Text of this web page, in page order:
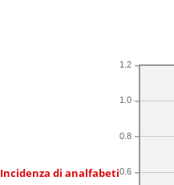
Incidenza di analfabeti0.6
0.8
1.0
1.2